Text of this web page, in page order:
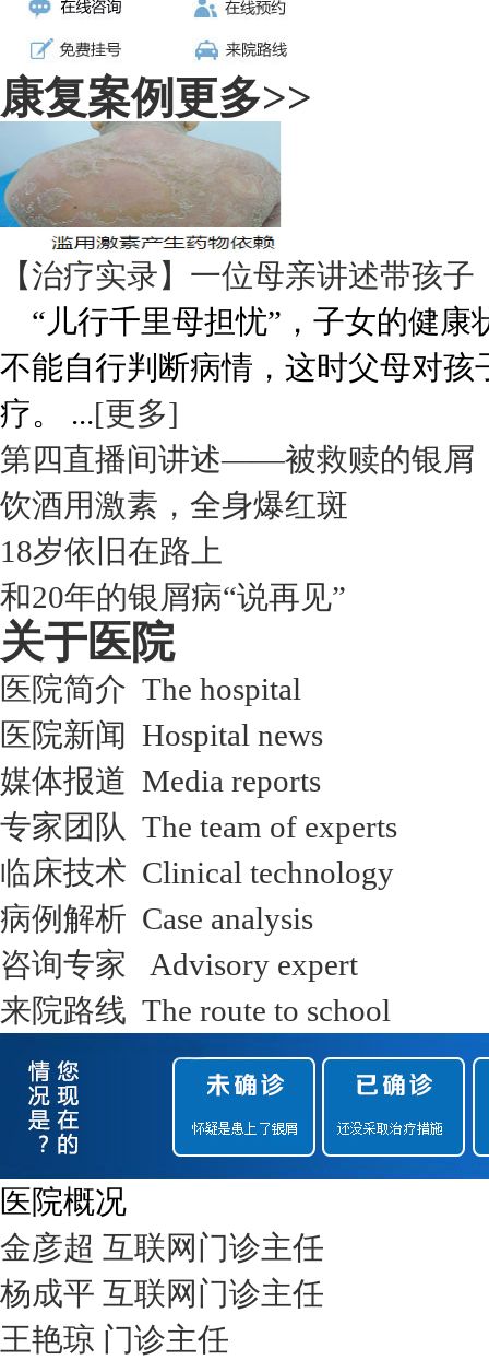
康复案例更多>>
【治疗实录】一位母亲讲述带孩子
“儿行千里母担忧”，子女的健康
不能自行判断病情，这时父母对
疗。 ...[更多]
第四直播间讲述——被救赎的银屑
饮酒用激素，全身爆红斑
18岁依旧在路上
和20年的银屑病“说再见”
关于医院
医院简介 The hospital
医院新闻 Hospital news
媒体报道 Media reports
专家团队 The team of experts
临床技术 Clinical technology
病例解析 Case analysis
咨询专家 Advisory expert
来院路线 The route to school
医院概况
金彦超 互联网门诊主任
杨成平 互联网门诊主任
王艳琼 门诊主任